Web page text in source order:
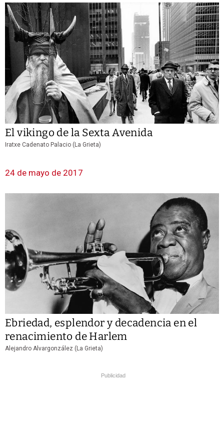
El vikingo de la Sexta Avenida
Iratxe Cadenato Palacio (La Grieta)
24 de mayo de 2017
Ebriedad, esplendor y decadencia en el
renacimiento de Harlem
Alejandro Alvargonzález (La Grieta)
Publicidad